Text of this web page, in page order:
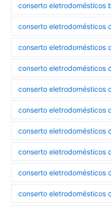
conserto eletrodomésticos
conserto eletrodomésticos
conserto eletrodomésticos
conserto eletrodomésticos
conserto eletrodomésticos
conserto eletrodomésticos
conserto eletrodomésticos
conserto eletrodomésticos
conserto eletrodomésticos
conserto eletrodomésticos